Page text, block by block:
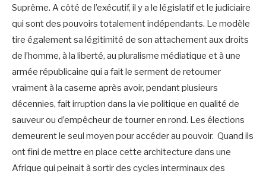
Suprême. A côté de l’exécutif, il y a le législatif et le judiciaire
qui sont des pouvoirs totalement indépendants. Le modèle
tire également sa légitimité de son attachement aux droits
de l’homme, à la liberté, au pluralisme médiatique et à une
armée républicaine qui a fait le serment de retourner
vraiment à la caserne après avoir, pendant plusieurs
décennies, fait irruption dans la vie politique en qualité de
sauveur ou d’empêcheur de tourner en rond. Les élections
demeurent le seul moyen pour accéder au pouvoir. Quand ils
ont fini de mettre en place cette architecture dans une
Afrique qui peinait à sortir des cycles interminaux des